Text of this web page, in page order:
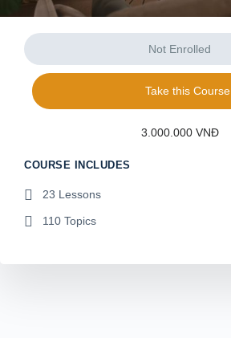
Not Enrolled
Take this Course
3.000.000 VNĐ
COURSE INCLUDES
23 Lessons
110 Topics